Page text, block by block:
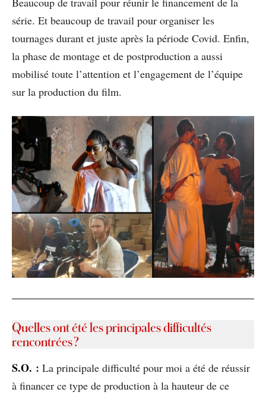
série. Et beaucoup de travail pour organiser les
tournages durant et juste après la période Covid. Enfin,
la phase de montage et de postproduction a aussi
mobilisé toute l’attention et l’engagement de l’équipe
sur la production du film.
Quelles ont été les principales difficultés
rencontrées ?
S.O. : La principale difficulté pour moi a été de réussir
à financer ce type de production à la hauteur de ce